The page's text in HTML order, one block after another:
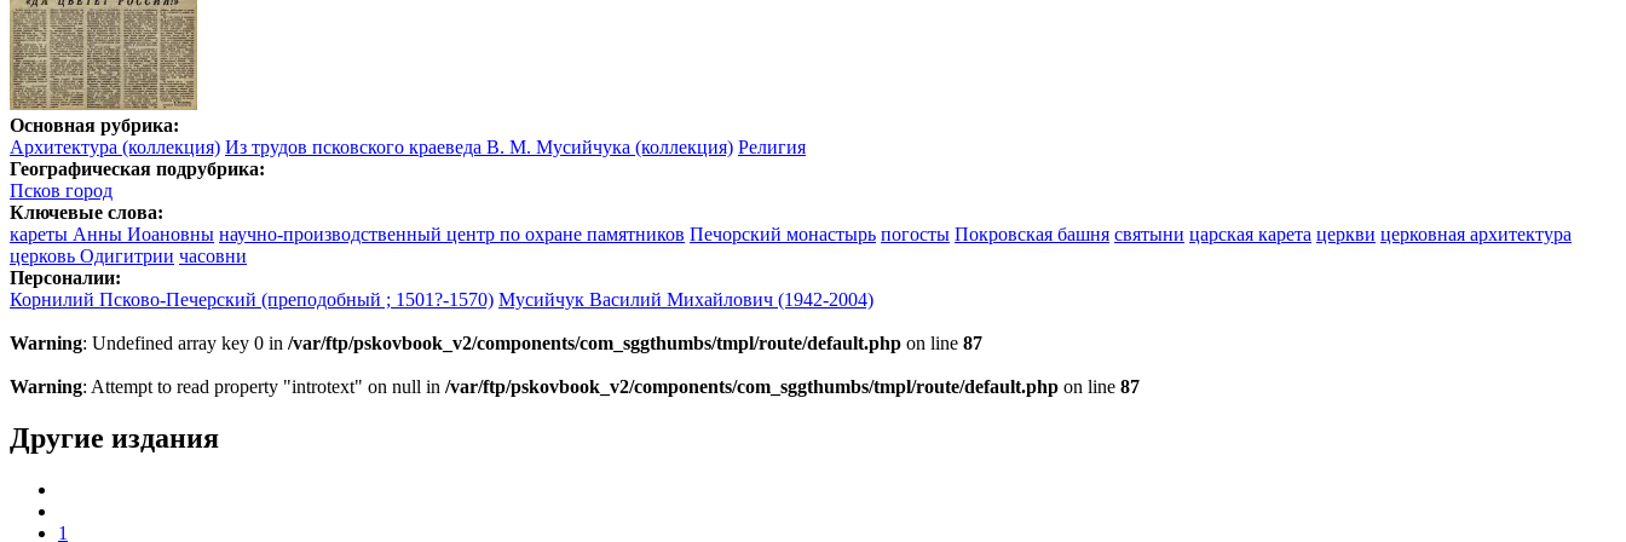
Основная рубрика:
Архитектура (коллекция) Из трудов псковского краеведа В. М. Мусийчука (коллекция) Религия
Географическая подрубрика:
Псков город
Ключевые слова:
кареты Анны Иоановны научно-производственный центр по охране памятников Печорский монастырь погосты Покровская башня святыни царская карета церкви церковная архитектура
церковь Одигитрии часовни
Персоналии:
Корнилий Псково-Печерский (преподобный ; 1501?-1570) Мусийчук Василий Михайлович (1942-2004)
Warning: Undefined array key 0 in /var/ftp/pskovbook_v2/components/com_sggthumbs/tmpl/route/default.php on line 87
Warning: Attempt to read property "introtext" on null in /var/ftp/pskovbook_v2/components/com_sggthumbs/tmpl/route/default.php on line 87
Другие издания
1